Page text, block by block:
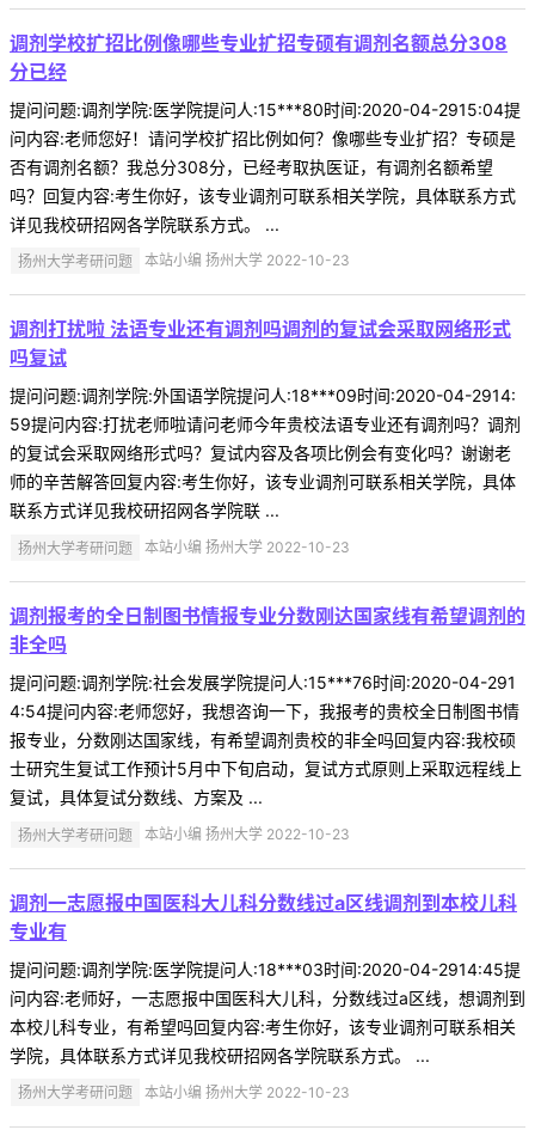
调剂学校扩招比例像哪些专业扩招专硕有调剂名额总分308
分已经
提问问题:调剂学院:医学院提问人:15***80时间:2020-04-2915:04提
问内容:老师您好！请问学校扩招比例如何？像哪些专业扩招？专硕是
否有调剂名额？我总分308分，已经考取执医证，有调剂名额希望
吗？回复内容:考生你好，该专业调剂可联系相关学院，具体联系方式
详见我校研招网各学院联系方式。 ...
扬州大学考研问题 本站小编 扬州大学 2022-10-23
调剂打扰啦 法语专业还有调剂吗调剂的复试会采取网络形式
吗复试
提问问题:调剂学院:外国语学院提问人:18***09时间:2020-04-2914:
59提问内容:打扰老师啦请问老师今年贵校法语专业还有调剂吗？调剂
的复试会采取网络形式吗？复试内容及各项比例会有变化吗？谢谢老
师的辛苦解答回复内容:考生你好，该专业调剂可联系相关学院，具体
联系方式详见我校研招网各学院联 ...
扬州大学考研问题 本站小编 扬州大学 2022-10-23
调剂报考的全日制图书情报专业分数刚达国家线有希望调剂的
非全吗
提问问题:调剂学院:社会发展学院提问人:15***76时间:2020-04-291
4:54提问内容:老师您好，我想咨询一下，我报考的贵校全日制图书情
报专业，分数刚达国家线，有希望调剂贵校的非全吗回复内容:我校硕
士研究生复试工作预计5月中下旬启动，复试方式原则上采取远程线上
复试，具体复试分数线、方案及 ...
扬州大学考研问题 本站小编 扬州大学 2022-10-23
调剂一志愿报中国医科大儿科分数线过a区线调剂到本校儿科
专业有
提问问题:调剂学院:医学院提问人:18***03时间:2020-04-2914:45提
问内容:老师好，一志愿报中国医科大儿科，分数线过a区线，想调剂到
本校儿科专业，有希望吗回复内容:考生你好，该专业调剂可联系相关
学院，具体联系方式详见我校研招网各学院联系方式。 ...
扬州大学考研问题 本站小编 扬州大学 2022-10-23